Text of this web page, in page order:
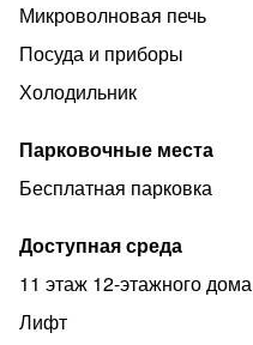
Микроволновая печь
Посуда и приборы
Холодильник
Парковочные места
Бесплатная парковка
Доступная среда
11 этаж 12-этажного дома
Лифт